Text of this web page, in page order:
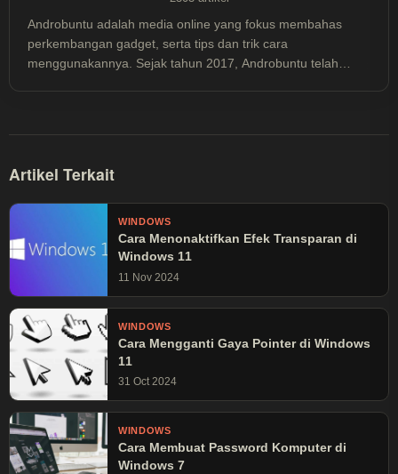
Androbuntu adalah media online yang fokus membahas
perkembangan gadget, serta tips dan trik cara
menggunakannya. Sejak tahun 2017, Androbuntu telah
Artikel Terkait
WINDOWS
Cara Menonaktifkan Efek Transparan di
Windows 11
11 Nov 2024
WINDOWS
Cara Mengganti Gaya Pointer di Windows
11
31 Oct 2024
WINDOWS
Cara Membuat Password Komputer di
Windows 7